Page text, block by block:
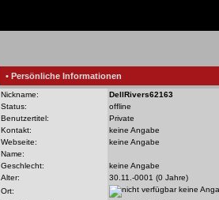
• Persönliche Informationen
Nickname:
DellRivers62163
Status:
offline
Benutzertitel:
Private
Kontakt:
keine Angabe
Webseite:
keine Angabe
Name:
Geschlecht:
keine Angabe
Alter:
30.11.-0001 (0 Jahre)
Ort:
keine